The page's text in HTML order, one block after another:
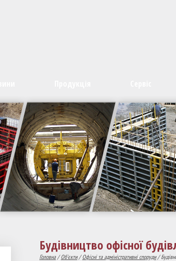
Будівництво офісної
Головна/Об'єкти/Офісні та адміністративні споруди/